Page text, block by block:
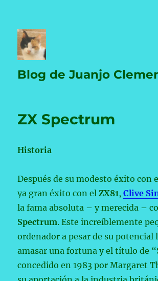
Blog de Juanjo
ZX Spectrum
Historia
Después de su modesto éxito con
ya gran éxito con elZX81,Clive
la fama absoluta – y merecida –
Spectrum. Este increíblemente
ordenador a pesar de su potencial
amasar una fortuna y el título de
concedido en 1983 por Margaret